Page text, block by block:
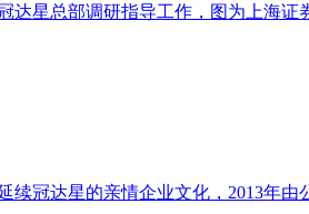
达星总部调研指导工作，图为上海
冠达星的亲情企业文化，2013年